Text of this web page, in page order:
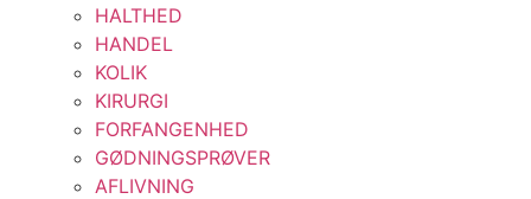
HALTHED
HANDEL
KOLIK
KIRURGI
FORFANGENHED
GØDNINGSPRØVER
AFLIVNING